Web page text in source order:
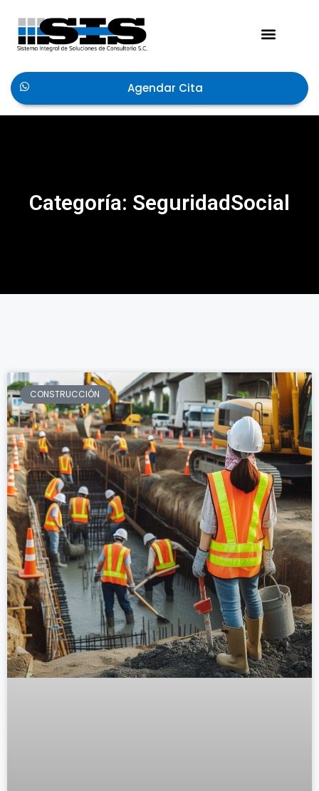
Agendar Cita
Categoría: SeguridadSocial
CONSTRUCCIÓN